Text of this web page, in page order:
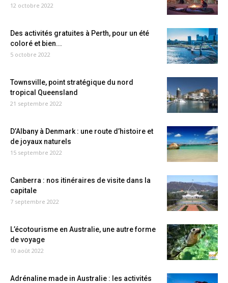
12 octobre 2022
Des activités gratuites à Perth, pour un été
coloré et bien...
5 octobre 2022
Townsville, point stratégique du nord
tropical Queensland
21 septembre 2022
D’Albany à Denmark : une route d’histoire et
de joyaux naturels
15 septembre 2022
Canberra : nos itinéraires de visite dans la
capitale
7 septembre 2022
L’écotourisme en Australie, une autre forme
de voyage
10 août 2022
Adrénaline made in Australie : les activités